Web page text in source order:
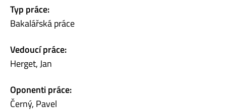
Typ práce:
Bakalářská práce
Vedoucí práce:
Herget, Jan
Oponenti práce:
Černý, Pavel